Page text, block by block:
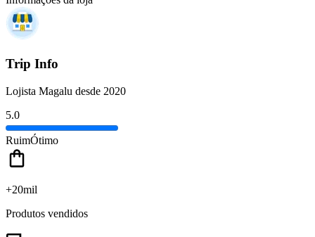
Trip Info
Lojista Magalu desde 2020
5.0
RuimÓtimo
+20mil
Produtos vendidos